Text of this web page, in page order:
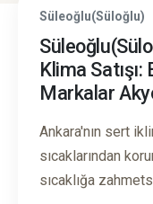
Süleoğlu(Süloğlu)
Klima
Markalar
Ankara'nın sert
sıcaklarından
sıcaklığa